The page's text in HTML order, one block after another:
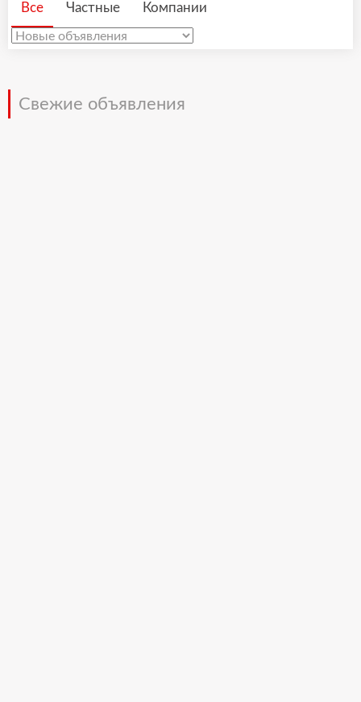
Все Частные Компании
Свежие объявления